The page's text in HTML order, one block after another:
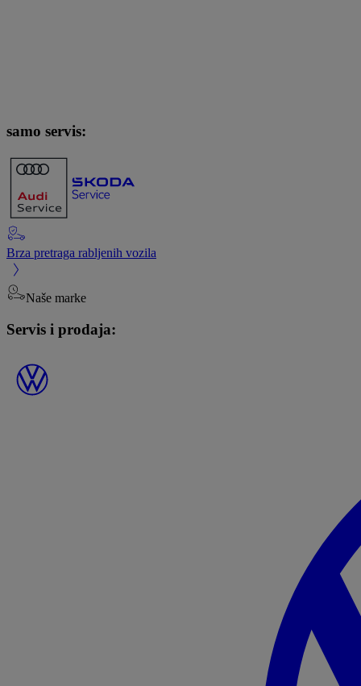
samo servis:
Brza pretraga rabljenih vozila
Naše marke
Servis i prodaja: